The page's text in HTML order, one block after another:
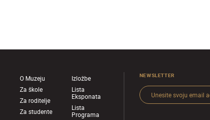
O Muzeju
Za škole
Za roditelje
Za studente
Izložbe
Lista
Eksponata
Lista
Programa
NEWSLETTER